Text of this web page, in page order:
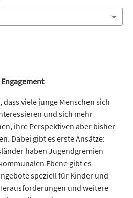
viele junge Menschen sich
und sich mehr
ihre Perspektiven aber bisher
Dabei gibt es erste Ansätze:
haben Jugendgremien
Ebene gibt es
speziell für Kinder und
und weitere